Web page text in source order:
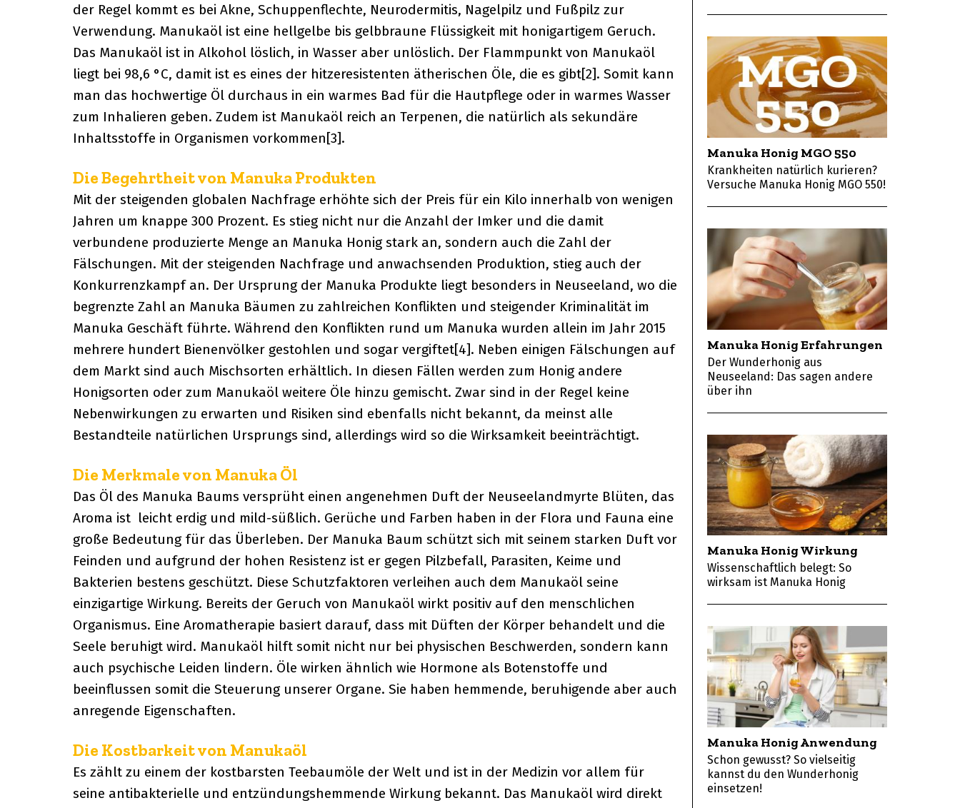
der Regel kommt es bei Akne, Schuppenflechte, Neurodermitis, Nagelpilz und Fußpilz zur
Verwendung. Manukaöl ist eine hellgelbe bis gelbbraune Flüssigkeit mit honigartigem Geruch.
Das Manukaöl ist in Alkohol löslich, in Wasser aber unlöslich. Der Flammpunkt von Manukaöl
liegt bei 98,6 °C, damit ist es eines der hitzeresistenten ätherischen Öle, die es gibt[2]. Somit kann
man das hochwertige Öl durchaus in ein warmes Bad für die Hautpflege oder in warmes Wasser
zum Inhalieren geben. Zudem ist Manukaöl reich an Terpenen, die natürlich als sekundäre
Inhaltsstoffe in Organismen vorkommen[3].
Die Begehrtheit von Manuka Produkten
Mit der steigenden globalen Nachfrage erhöhte sich der Preis für ein Kilo innerhalb von wenigen
Jahren um knappe 300 Prozent. Es stieg nicht nur die Anzahl der Imker und die damit
verbundene produzierte Menge an Manuka Honig stark an, sondern auch die Zahl der
Fälschungen. Mit der steigenden Nachfrage und anwachsenden Produktion, stieg auch der
Konkurrenzkampf an. Der Ursprung der Manuka Produkte liegt besonders in Neuseeland, wo die
begrenzte Zahl an Manuka Bäumen zu zahlreichen Konflikten und steigender Kriminalität im
Manuka Geschäft führte. Während den Konflikten rund um Manuka wurden allein im Jahr 2015
mehrere hundert Bienenvölker gestohlen und sogar vergiftet[4]. Neben einigen Fälschungen auf
dem Markt sind auch Mischsorten erhältlich. In diesen Fällen werden zum Honig andere
Honigsorten oder zum Manukaöl weitere Öle hinzu gemischt. Zwar sind in der Regel keine
Nebenwirkungen zu erwarten und Risiken sind ebenfalls nicht bekannt, da meinst alle
Bestandteile natürlichen Ursprungs sind, allerdings wird so die Wirksamkeit beeinträchtigt.
Die Merkmale von Manuka Öl
Das Öl des Manuka Baums versprüht einen angenehmen Duft der Neuseelandmyrte Blüten, das
Aroma ist leicht erdig und mild-süßlich. Gerüche und Farben haben in der Flora und Fauna eine
große Bedeutung für das Überleben. Der Manuka Baum schützt sich mit seinem starken Duft vor
Feinden und aufgrund der hohen Resistenz ist er gegen Pilzbefall, Parasiten, Keime und
Bakterien bestens geschützt. Diese Schutzfaktoren verleihen auch dem Manukaöl seine
einzigartige Wirkung. Bereits der Geruch von Manukaöl wirkt positiv auf den menschlichen
Organismus. Eine Aromatherapie basiert darauf, dass mit Düften der Körper behandelt und die
Seele beruhigt wird. Manukaöl hilft somit nicht nur bei physischen Beschwerden, sondern kann
auch psychische Leiden lindern. Öle wirken ähnlich wie Hormone als Botenstoffe und
beeinflussen somit die Steuerung unserer Organe. Sie haben hemmende, beruhigende aber auch
anregende Eigenschaften.
Die Kostbarkeit von Manukaöl
Es zählt zu einem der kostbarsten Teebaumöle der Welt und ist in der Medizin vor allem für
seine antibakterielle und entzündungshemmende Wirkung bekannt. Das Manukaöl wird direkt
Manuka Honig MGO 550
Krankheiten natürlich kurieren?
Versuche Manuka Honig MGO 550!
Manuka Honig Erfahrungen
Der Wunderhonig aus
Neuseeland: Das sagen andere
über ihn
Manuka Honig Wirkung
Wissenschaftlich belegt: So
wirksam ist Manuka Honig
Manuka Honig Anwendung
Schon gewusst? So vielseitig
kannst du den Wunderhonig
einsetzen!